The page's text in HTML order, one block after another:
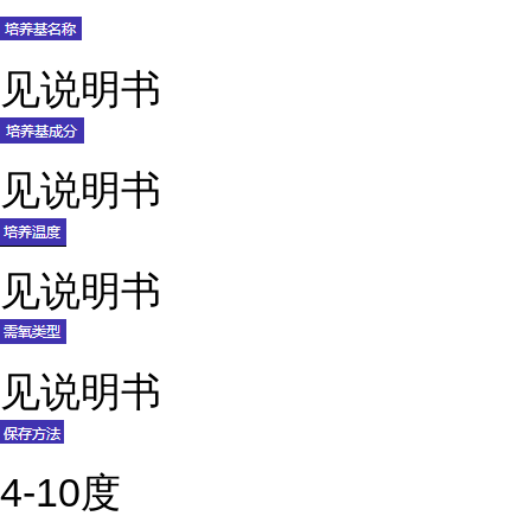
见说明书
见说明书
见说明书
见说明书
4-10度